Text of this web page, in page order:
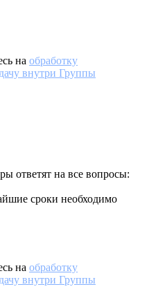
на обработку
внутри Группы
ответят на все вопросы:
сроки необходимо
на обработку
внутри Группы